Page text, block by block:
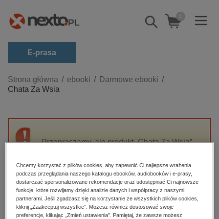
Pokaż/schowaj
wyszukiwarkę
0
E-prasa
Kategorie
Zobacz wszystkie E-prasa
budownictwo, aranżacja wnętrz
darmowe wydania
edukacja
hobby, sport, rozrywka
komputery, internet, technologie, informatyka
Strona główna ebooki
Darmowe ebooki
Chata Za Wsia
Przepraszamy, ale produkt „Chata Za Wsia”
High-contrast mode
Polecane
Chcemy korzystać z plików cookies, aby zapewnić Ci najlepsze wrażenia
podczas przeglądania naszego katalogu ebooków, audiobooków i e-prasy,
dostarczać spersonalizowane rekomendacje oraz udostępniać Ci najnowsze
funkcje, które rozwijamy dzięki analizie danych i współpracy z naszymi
partnerami. Jeśli zgadzasz się na korzystanie ze wszystkich plików cookies,
kliknij „Zaakceptuj wszystkie”. Możesz również dostosować swoje
preferencje, klikając „Zmień ustawienia”. Pamiętaj, że zawsze możesz